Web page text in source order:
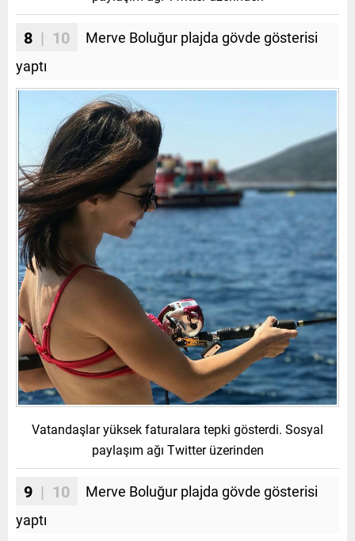
8 | 10
Merve Boluğur plajda gövde gösterisi
yaptı
Vatandaşlar yüksek faturalara tepki gösterdi. Sosyal
paylaşım ağı Twitter üzerinden
9 | 10
Merve Boluğur plajda gövde gösterisi
yaptı